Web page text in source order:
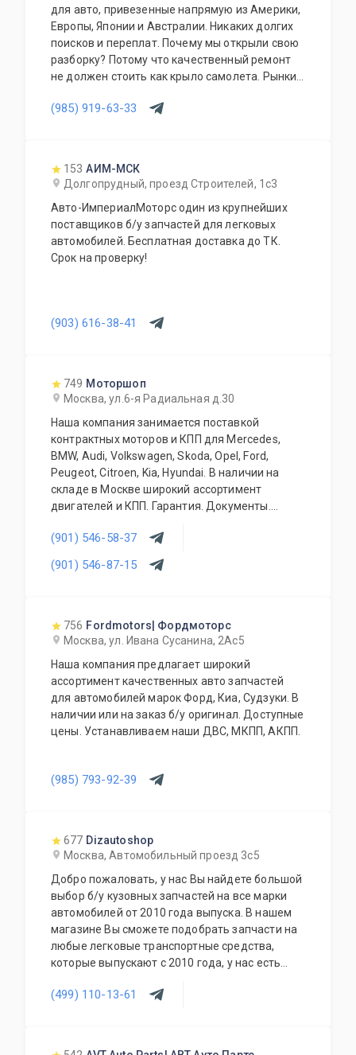
для авто, привезенные напрямую из Америки,
Европы, Японии и Австралии. Никаких долгих
поисков и переплат. Почему мы открыли свою
разборку? Потому что качественный ремонт
не должен стоить как крыло самолета. Рынки
отличных доноров с живыми узлами. Мы
(985) 919-63-33
153 АИМ-МСК
Долгопрудный, проезд Строителей, 1с3
Авто-ИмпериалМоторс один из крупнейших
поставщиков б/у запчастей для легковых
автомобилей. Бесплатная доставка до ТК.
Срок на проверку!
(903) 616-38-41
749 Моторшоп
Москва, ул.6-я Радиальная д.30
Наша компания занимается поставкой
контрактных моторов и КПП для Mercedes,
BMW, Audi, Volkswagen, Skoda, Opel, Ford,
Peugeot, Citroen, Kia, Hyundai. В наличии на
складе в Москве широкий ассортимент
двигателей и КПП. Гарантия. Документы.
регионами. Контрактные запчасти (кузовные
элементы, трансмиссия, ходовая часть,
тормозная система, электрика, оптика,
(901) 546-58-37
(901) 546-87-15
756 Fordmotors| Фордмоторс
Москва, ул. Ивана Сусанина, 2Ас5
Наша компания предлагает широкий
ассортимент качественных авто запчастей
для автомобилей марок Форд, Киа, Судзуки. В
наличии или на заказ б/у оригинал. Доступные
цены. Устанавливаем наши ДВС, МКПП, АКПП.
(985) 793-92-39
677 Dizautoshop
Москва, Автомобильный проезд 3с5
Добро пожаловать, у нас Вы найдете большой
выбор б/у кузовных запчастей на все марки
автомобилей от 2010 года выпуска. В нашем
магазине Вы сможете подобрать запчасти на
любые легковые транспортные средства,
которые выпускают с 2010 года, у нас есть
средства УАЗ, Лада и все иностранные
(499) 110-13-61